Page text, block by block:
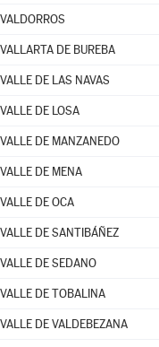
VALDORROS
VALLARTA DE BUREBA
VALLE DE LAS NAVAS
VALLE DE LOSA
VALLE DE MANZANEDO
VALLE DE MENA
VALLE DE OCA
VALLE DE SANTIBÁÑEZ
VALLE DE SEDANO
VALLE DE TOBALINA
VALLE DE VALDEBEZANA